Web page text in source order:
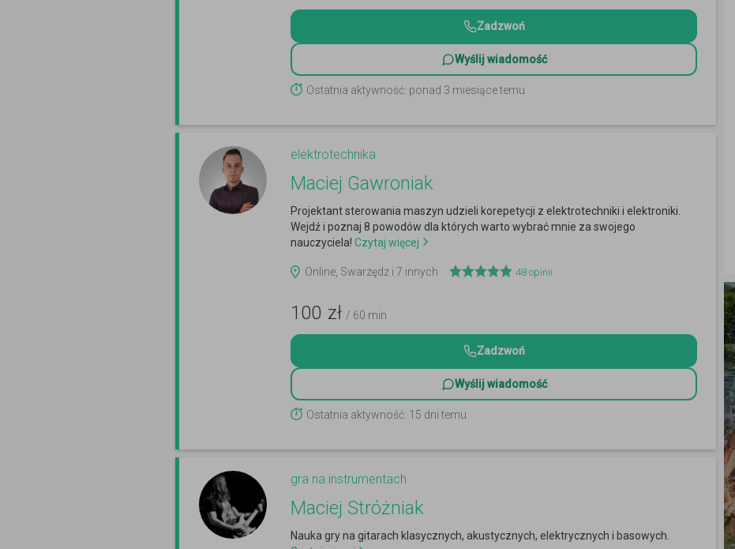
Zadzwoń
Wyślij wiadomość
Ostatnia aktywność: ponad 3 miesiące temu
elektrotechnika
Maciej Gawroniak
Projektant sterowania maszyn udzieli korepetycji z elektrotechniki i elektroniki.
Wejdź i poznaj 8 powodów dla których warto wybrać mnie za swojego
nauczyciela! Czytaj więcej
Online, Swarzędz i 7 innych 48 opinii
100 zł / 60 min
Zadzwoń
Wyślij wiadomość
Ostatnia aktywność: 15 dni temu
gra na instrumentach
Maciej Stróżniak
Nauka gry na gitarach klasycznych, akustycznych, elektrycznych i basowych.